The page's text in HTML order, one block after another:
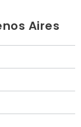
Aires